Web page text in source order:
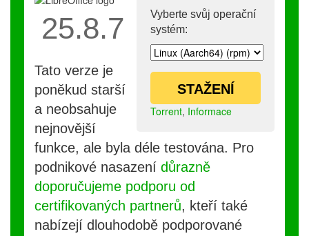
Vyberte svůj operační
systém:
STAŽENÍ
Torrent, Informace
25.8.7
Tato verze je
poněkud starší
a neobsahuje
nejnovější
funkce, ale byla déle testována. Pro
podnikové nasazení důrazně
doporučujeme podporu od
certifikovaných partnerů, kteří také
nabízejí dlouhodobě podporované